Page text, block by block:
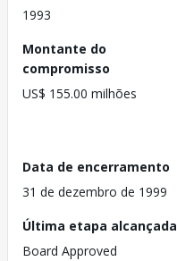
1993
Montante do
compromisso
US$ 155.00 milhões
Data de encerramento
31 de dezembro de 1999
Última etapa alcançada
Board Approved